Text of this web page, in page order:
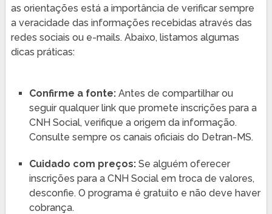
as orientações está a importância de verificar sempre
a veracidade das informações recebidas através das
redes sociais ou e-mails. Abaixo, listamos algumas
dicas práticas:
Confirme a fonte:Antes de compartilhar ou
seguir qualquer link que promete inscrições para a
CNH Social, verifique a origem da informação.
Consulte sempre os canais oficiais do Detran-MS.
Cuidado com preços:Se alguém oferecer
inscrições para a CNH Social em troca de valores,
desconfie. O programa é gratuito e não deve haver
cobrança.